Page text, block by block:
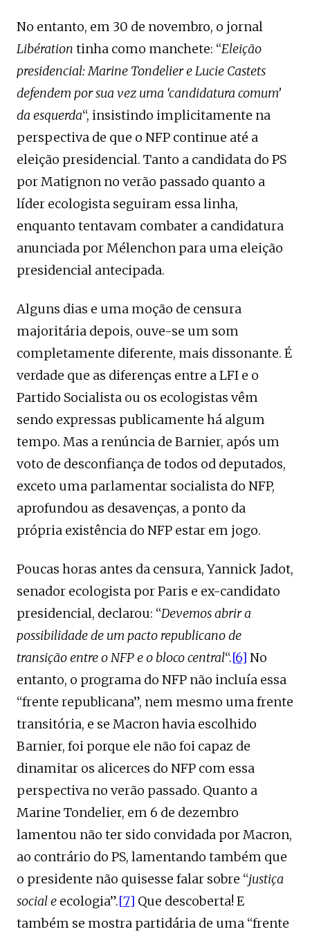
No entanto, em 30 de novembro, o jornal
Libération tinha como manchete: “Eleição
presidencial: Marine Tondelier e Lucie Castets
defendem por sua vez uma ‘candidatura comum’
da esquerda“, insistindo implicitamente na
perspectiva de que o NFP continue até a
eleição presidencial. Tanto a candidata do PS
por Matignon no verão passado quanto a
líder ecologista seguiram essa linha,
enquanto tentavam combater a candidatura
anunciada por Mélenchon para uma eleição
presidencial antecipada.
Alguns dias e uma moção de censura
majoritária depois, ouve-se um som
completamente diferente, mais dissonante. É
verdade que as diferenças entre a LFI e o
Partido Socialista ou os ecologistas vêm
sendo expressas publicamente há algum
tempo. Mas a renúncia de Barnier, após um
voto de desconfiança de todos od deputados,
exceto uma parlamentar socialista do NFP,
aprofundou as desavenças, a ponto da
própria existência do NFP estar em jogo.
Poucas horas antes da censura, Yannick Jadot,
senador ecologista por Paris e ex-candidato
presidencial, declarou: “Devemos abrir a
possibilidade de um pacto republicano de
transição entre o NFP e o bloco central“.[6] No
entanto, o programa do NFP não incluía essa
“frente republicana”, nem mesmo uma frente
transitória, e se Macron havia escolhido
Barnier, foi porque ele não foi capaz de
dinamitar os alicerces do NFP com essa
perspectiva no verão passado. Quanto a
Marine Tondelier, em 6 de dezembro
lamentou não ter sido convidada por Macron,
ao contrário do PS, lamentando também que
o presidente não quisesse falar sobre “justiça
social e ecologia”.[7] Que descoberta! E
também se mostra partidária de uma “frente